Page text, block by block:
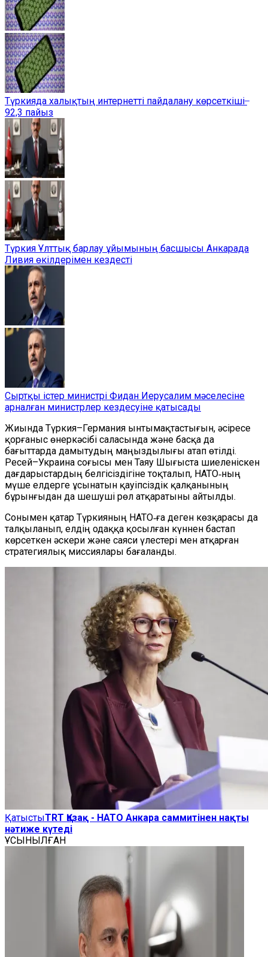
Түркияда халықтың интернетті пайдалану көрсеткіші ̶
92,3 пайыз
Түркия Ұлттық барлау ұйымының басшысы Анкарада
Ливия өкілдерімен кездесті
Сыртқы істер министрі Фидан Иерусалим мәселесіне
арналған министрлер кездесуіне қатысады
Жиында Түркия–Германия ынтымақтастығын, әсіресе
қорғаныс өнеркәсібі саласында және басқа да
бағыттарда дамытудың маңыздылығы атап өтілді.
Ресей–Украина соғысы мен Таяу Шығыста шиеленіскен
дағдарыстардың белгісіздігіне тоқталып, НАТО‑ның
мүше елдерге ұсынатын қауіпсіздік қалқанының
бұрынғыдан да шешуші рөл атқаратыны айтылды.
Сонымен қатар Түркияның НАТО‑ға деген көзқарасы да
талқыланып, елдің одаққа қосылған күннен бастап
көрсеткен әскери және саяси үлестері мен атқарған
стратегиялық миссиялары бағаланды.
ҚатыстыTRT Қазақ - НАТО Анкара саммитінен нақты
нәтиже күтеді
ҰСЫНЫЛҒАН